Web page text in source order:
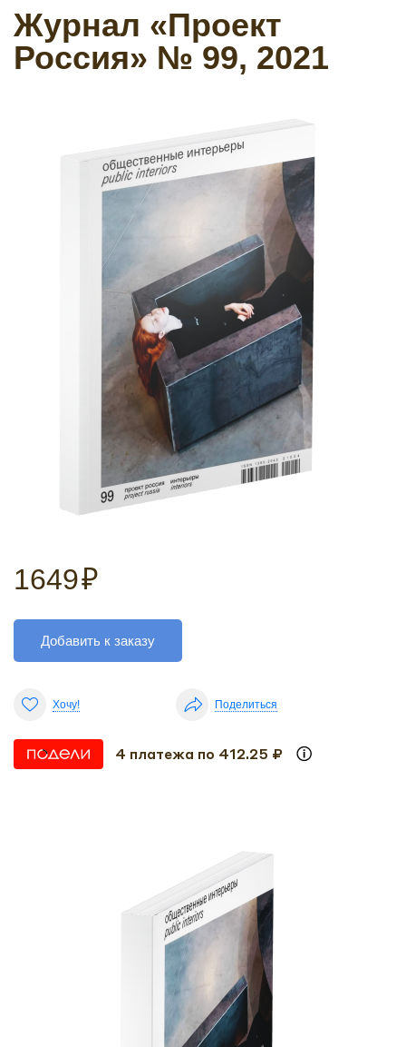
Журнал «Проект
Россия» № 99, 2021
1649₽
Добавить к заказу
Хочу! Поделиться
4 платежа по 412.25 ₽